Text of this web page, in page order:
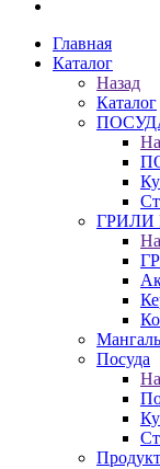
Главная
Каталог
Назад
Каталог
ГРИЛИ
Посуда